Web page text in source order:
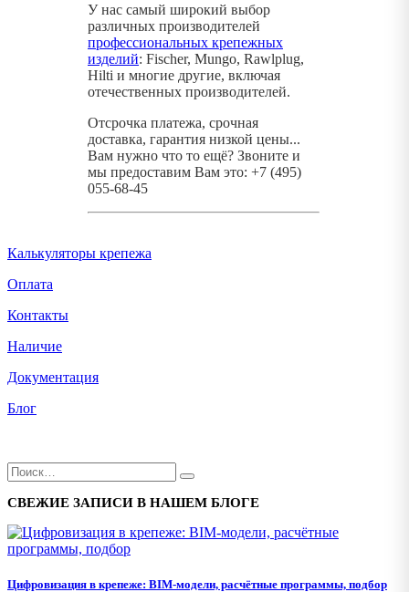
У нас самый широкий выбор
различных производителей
профессиональных крепежных
изделий: Fischer, Mungo, Rawlplug,
Hilti и многие другие, включая
отечественных производителей.
Отсрочка платежа, срочная
доставка, гарантия низкой цены...
Вам нужно что то ещё? Звоните и
мы предоставим Вам это: +7 (495)
055-68-45
Калькуляторы крепежа
Оплата
Контакты
Наличие
Документация
Блог
СВЕЖИЕ ЗАПИСИ В НАШЕМ БЛОГЕ
Цифровизация в крепеже: BIM-модели, расчётные программы, подбор